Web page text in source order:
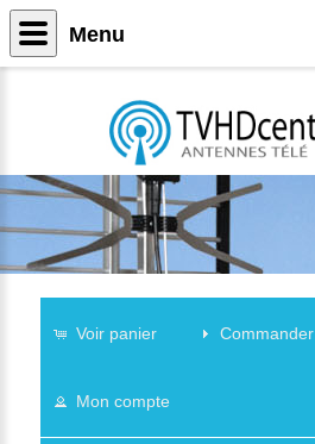
Voir panier Commander
Mon compte
Menu